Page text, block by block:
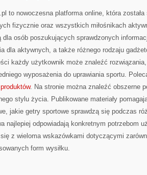
to nowoczesna platforma online, która
fizycznie oraz wszystkich miłośnikach
dla osób poszukujących sprawdzonych
dla aktywnych, a także różnego rodzaju
każdy użytkownik może znaleźć
wyposażenia do uprawiania sportu.
. Na stronie można znaleźć obszerne
stylu życia. Publikowane materiały
jakie getry sportowe sprawdzą się podczas
najlepiej odpowiadają konkretnym potrzebom
z wieloma wskazówkami dotyczącymi
form wysiłku.